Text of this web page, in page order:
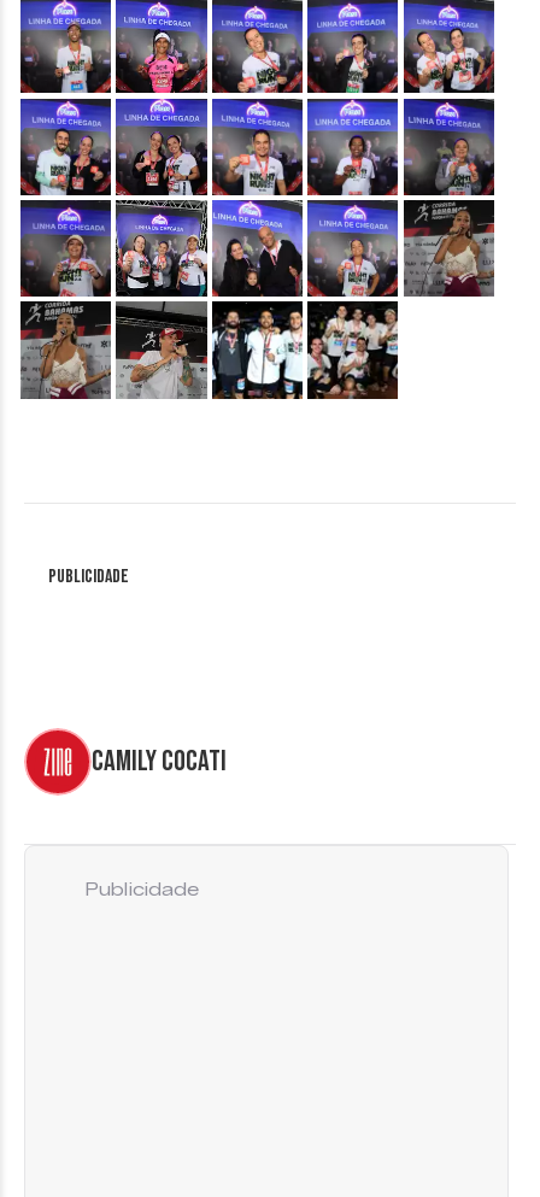
&nbsp; &nbsp; &nbsp; &nbsp; &nbsp;
&nbsp; &nbsp; &nbsp; &nbsp; &nbsp;
&nbsp; &nbsp; &nbsp; &nbsp; &nbsp;
&nbsp; &nbsp; &nbsp; &nbsp;
Publicidade
Camily Cocati
Publicidade